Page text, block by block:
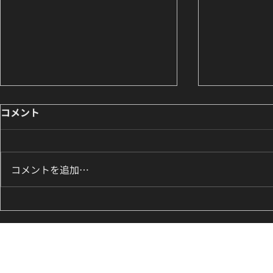
8月のK-POPダンスレッスン
のお知らせ🌟
ILLIT『It's
新富町の小
コメント
コメントを追加…